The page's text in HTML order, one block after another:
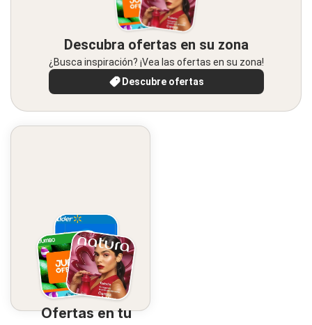
Descubra ofertas en su zona
¿Busca inspiración? ¡Vea las ofertas en su zona!
Descubre ofertas
Ofertas en tu